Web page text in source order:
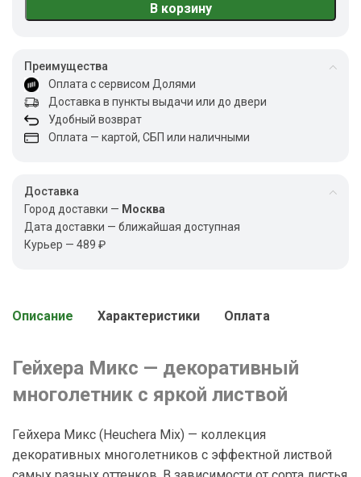
В корзину
Преимущества
Оплата с сервисом Долями
Доставка в пункты выдачи или до двери
Удобный возврат
Оплата — картой, СБП или наличными
Доставка
Город доставки — Москва
Дата доставки — ближайшая доступная
Курьер — 489 ₽
Описание Характеристики Оплата
Гейхера Микс — декоративный
многолетник с яркой листвой
Гейхера Микс (Heuchera Mix) — коллекция
декоративных многолетников с эффектной листвой